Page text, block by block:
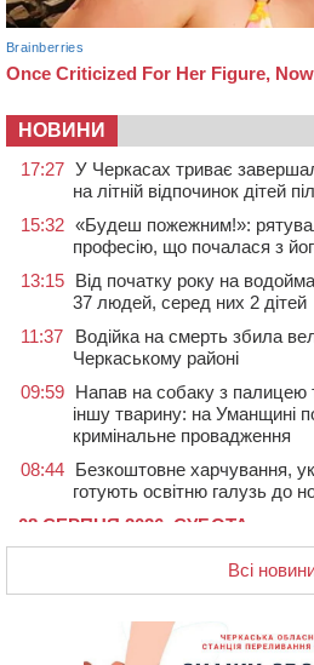
НОВИНИ
17:27 У Черкасах триває
на літній відпочинок дітей
15:32 «Будеш пожежним!»:
професію, що почалася з
13:15 Від початку року на
37 людей, серед них 2 дітей
11:37
Водійка на смерть збила
Черкаському районі
09:59 Напав на собаку з палицею
іншу тварину: на Уманщині
кримінальне провадження
08:44 Безкоштовне харчування,
готують освітню галузь до
08 СЕРПНЯ 2026, СУБОТА
Черкаські вершники
На Уманщині
судитимуть через завдані
Всі